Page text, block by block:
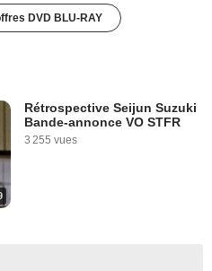
DVD BLU-RAY
Rétrospective Seijun Suzuki
Bande-annonce VO STFR
3 255 vues